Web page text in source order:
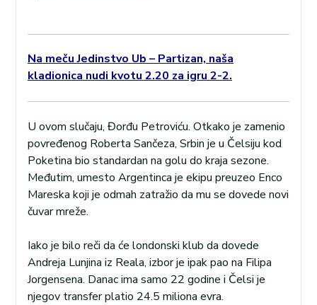
Na meču Jedinstvo Ub – Partizan, naša
kladionica nudi kvotu 2.20 za igru 2-2.
U ovom slučaju, Đorđu Petroviću. Otkako je zamenio
povređenog Roberta Sančeza, Srbin je u Čelsiju kod
Poketina bio standardan na golu do kraja sezone.
Međutim, umesto Argentinca je ekipu preuzeo Enco
Mareska koji je odmah zatražio da mu se dovede novi
čuvar mreže.
Iako je bilo reči da će londonski klub da dovede
Andreja Lunjina iz Reala, izbor je ipak pao na Filipa
Jorgensena. Danac ima samo 22 godine i Čelsi je
njegov transfer platio 24.5 miliona evra.